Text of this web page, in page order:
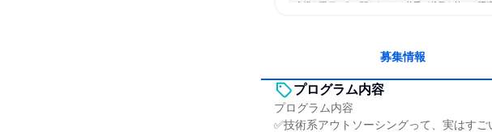
多様な職種の人と関われる 若手が裁量を持てる環
募集情報
プログラム内容
プログラム内容
✅技術系アウトソーシングって、実はすご